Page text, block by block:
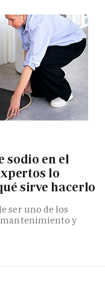
sodio en el
lo
sirve hacerlo
ser uno de los
mantenimiento y